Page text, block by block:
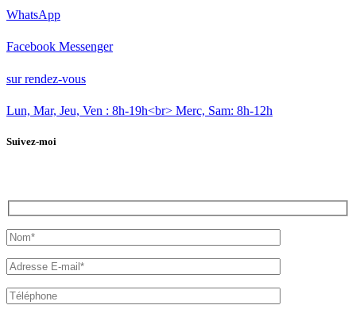
WhatsApp
Facebook Messenger
sur rendez-vous
Lun, Mar, Jeu, Ven : 8h-19h<br> Merc, Sam: 8h-12h
Suivez-moi